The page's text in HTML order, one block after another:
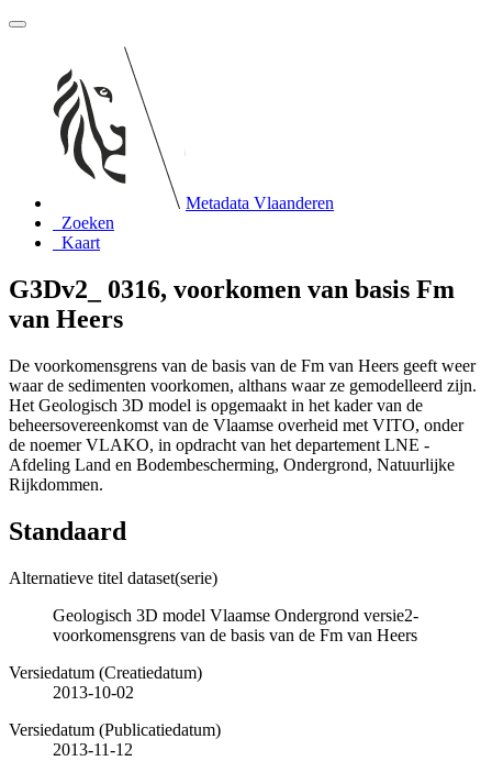
Metadata Vlaanderen
Zoeken
Kaart
G3Dv2_ 0316, voorkomen van basis Fm
van Heers
De voorkomensgrens van de basis van de Fm van Heers geeft weer
waar de sedimenten voorkomen, althans waar ze gemodelleerd zijn.
Het Geologisch 3D model is opgemaakt in het kader van de
beheersovereenkomst van de Vlaamse overheid met VITO, onder
de noemer VLAKO, in opdracht van het departement LNE -
Afdeling Land en Bodembescherming, Ondergrond, Natuurlijke
Rijkdommen.
Standaard
Alternatieve titel dataset(serie)
Geologisch 3D model Vlaamse Ondergrond versie2-
voorkomensgrens van de basis van de Fm van Heers
Versiedatum (Creatiedatum)
2013-10-02
Versiedatum (Publicatiedatum)
2013-11-12